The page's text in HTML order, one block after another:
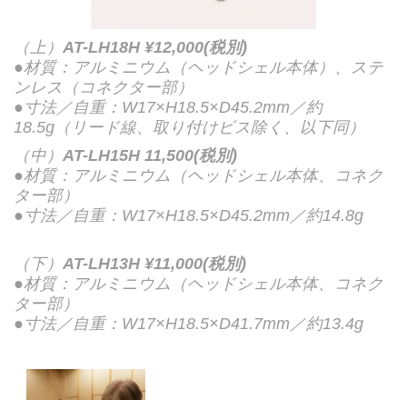
（上） AT-LH18H ¥12,000(税別)
●材質：アルミニウム（ヘッドシェル本体）、ステ
ンレス（コネクター部）
●寸法／自重：W17×H18.5×D45.2mm／約
18.5g（リード線、取り付けビス除く、以下同）
（中） AT-LH15H 11,500(税別)
●材質：アルミニウム（ヘッドシェル本体、コネク
ター部）
●寸法／自重：W17×H18.5×D45.2mm／約14.8g
（下） AT-LH13H ¥11,000(税別)
●材質：アルミニウム（ヘッドシェル本体、コネク
ター部）
●寸法／自重：W17×H18.5×D41.7mm／約13.4g